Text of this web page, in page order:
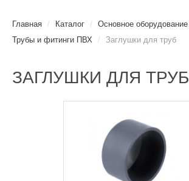
Главная / Каталог / Основное оборудование
Трубы и фитинги ПВХ / Заглушки для труб
ЗАГЛУШКИ ДЛЯ ТРУБ